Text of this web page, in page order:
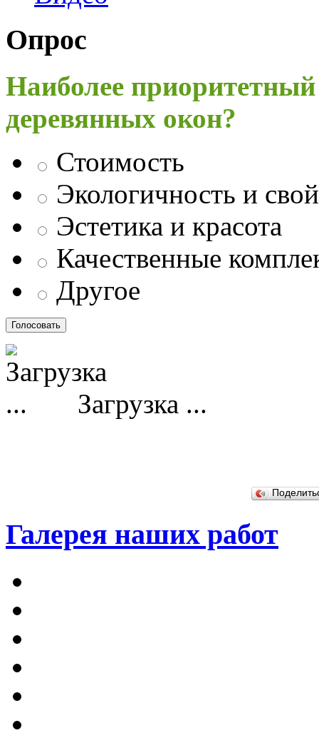
Опрос
Наиболее
деревянных окон?
Стоимость
Экологичность и
Эстетика и красота
Качественные
Другое
Загрузка ...
Галерея наших работ